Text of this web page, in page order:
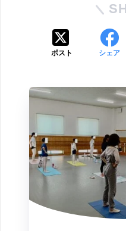
ポスト シェア